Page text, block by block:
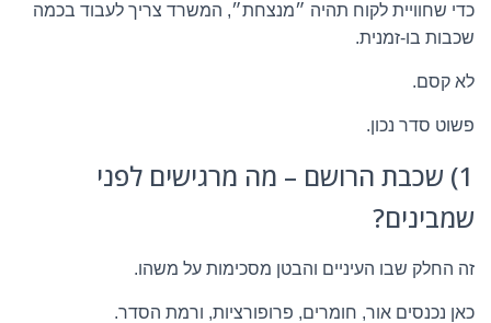
כדי שחוויית לקוח תהיה ״מנצחת״, המשרד צריך לעבוד בכמה
שכבות בו-זמנית.
לא קסם.
פשוט סדר נכון.
1) שכבת הרושם – מה מרגישים לפני
שמבינים?
זה החלק שבו העיניים והבטן מסכימות על משהו.
כאן נכנסים אור, חומרים, פרופורציות, ורמת הסדר.